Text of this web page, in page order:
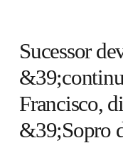
Sucessor
Francisco,
&39;Sopro